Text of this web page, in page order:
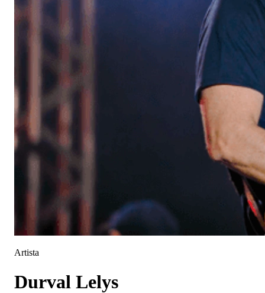
Artista
Durval Lelys